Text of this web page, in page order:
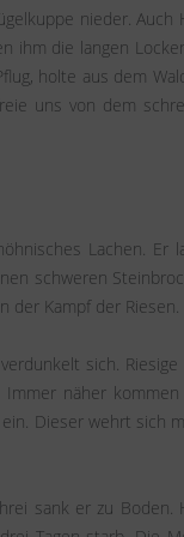
nieder. Auch
ihm die langen
holte aus dem
uns von dem
Lachen. Er
schweren
der Kampf der Riesen.
sich. Riesige
Immer näher
Dieser wehrt sich
sank er zu Boden.